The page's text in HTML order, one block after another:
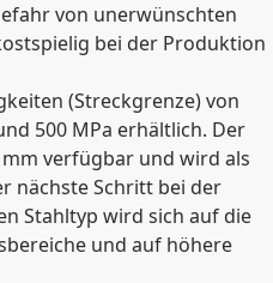
von unerwünschten
bei der Produktion
(Streckgrenze) von
500 MPa erhältlich. Der
verfügbar und wird als
nächste Schritt bei der
Stahltyp wird sich auf die
und auf höhere